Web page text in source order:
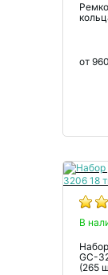
от
В
GC-
(265